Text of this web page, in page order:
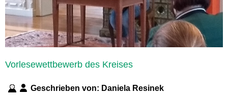
Vorlesewettbewerb des Kreises
Geschrieben von: Daniela Resinek